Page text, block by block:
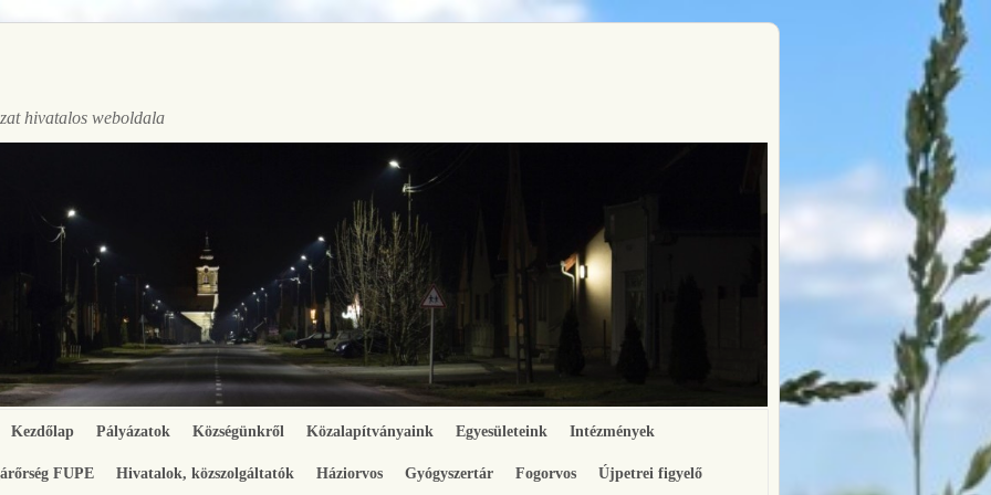
hivatalos weboldala
Kezdőlap Pályázatok Községünkről Közalapítványaink Egyesületeink Intézmények
FUPE Hivatalok, közszolgáltatók Háziorvos Gyógyszertár Fogorvos Újpetrei figyelő